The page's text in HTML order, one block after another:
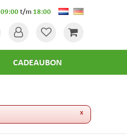
09:00t/m18:00
CADEAUBON
x